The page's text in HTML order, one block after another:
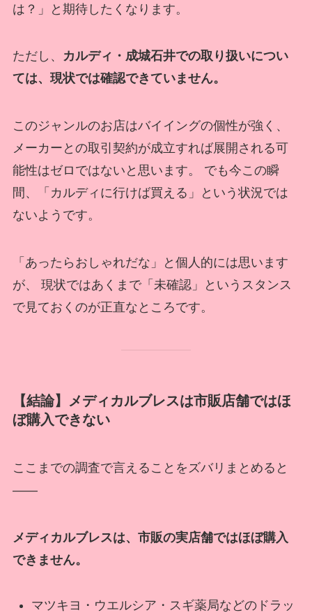
は？」と期待したくなります。
ただし、
カルディ・成城石井での取り扱いについ
ては、現状では確認できていません。
このジャンルのお店はバイイングの個性が強く、
メーカーとの取引契約が成立すれば展開される可
能性はゼロではないと思います。 でも今この瞬
間、「カルディに行けば買える」という状況では
ないようです。
「あったらおしゃれだな」と個人的には思います
が、 現状ではあくまで「未確認」というスタンス
で見ておくのが正直なところです。
【結論】メディカルブレスは市販店舗ではほ
ぼ購入できない
ここまでの調査で言えることをズバリまとめると
——
メディカルブレスは、市販の実店舗ではほぼ購入
できません。
マツキヨ・ウエルシア・スギ薬局などのドラッ